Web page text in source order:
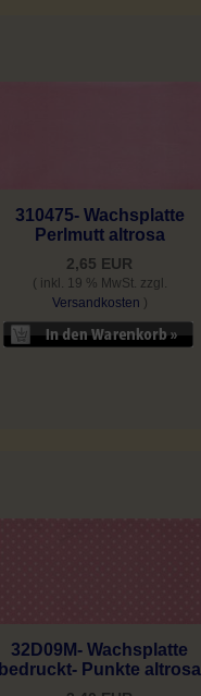
310475- Wachsplatte
Perlmutt altrosa
2,65 EUR
( inkl. 19 % MwSt. zzgl.
Versandkosten )
32D09M- Wachsplatte
bedruckt- Punkte altrosa